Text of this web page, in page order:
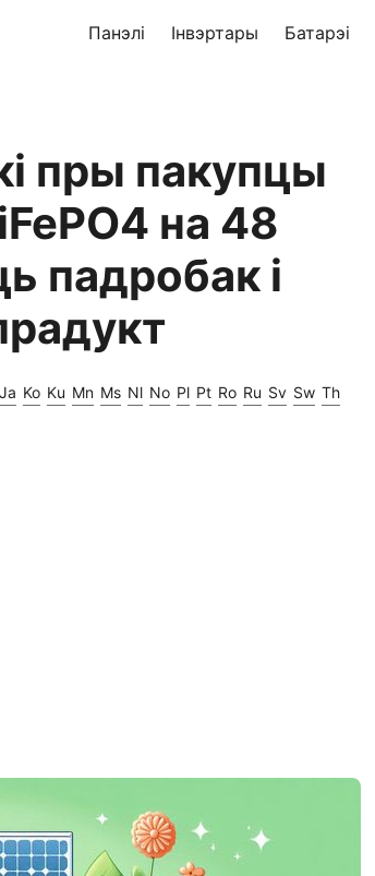
Панэлі Інвэртары Батарэі
пры пакупцы
на 48
падробак і
Ja Ko Ku Mn Ms Nl No Pl Pt Ro Ru Sv Sw Th